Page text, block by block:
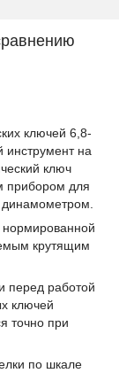
ключей 6,8-
инструмент на
ключ
прибором для
крутящим
перед работой
ключей
точно при
по шкале